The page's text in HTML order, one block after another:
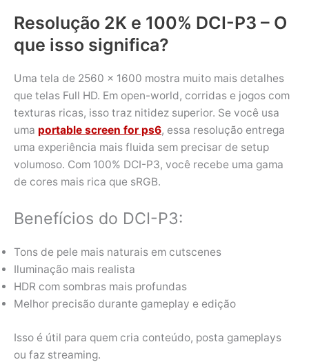
Resolução 2K e 100% DCI-P3 – O
que isso significa?
Uma tela de 2560 × 1600 mostra muito mais detalhes
que telas Full HD. Em open-world, corridas e jogos com
texturas ricas, isso traz nitidez superior. Se você usa
uma portable screen for ps6, essa resolução entrega
uma experiência mais fluida sem precisar de setup
volumoso. Com 100% DCI-P3, você recebe uma gama
de cores mais rica que sRGB.
Benefícios do DCI-P3:
Tons de pele mais naturais em cutscenes
Iluminação mais realista
HDR com sombras mais profundas
Melhor precisão durante gameplay e edição
Isso é útil para quem cria conteúdo, posta gameplays
ou faz streaming.